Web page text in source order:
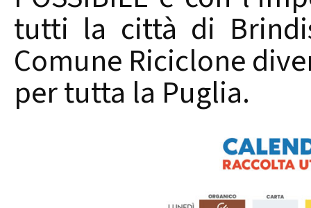
tutti la città di
Comune Riciclone
per tutta la Puglia.